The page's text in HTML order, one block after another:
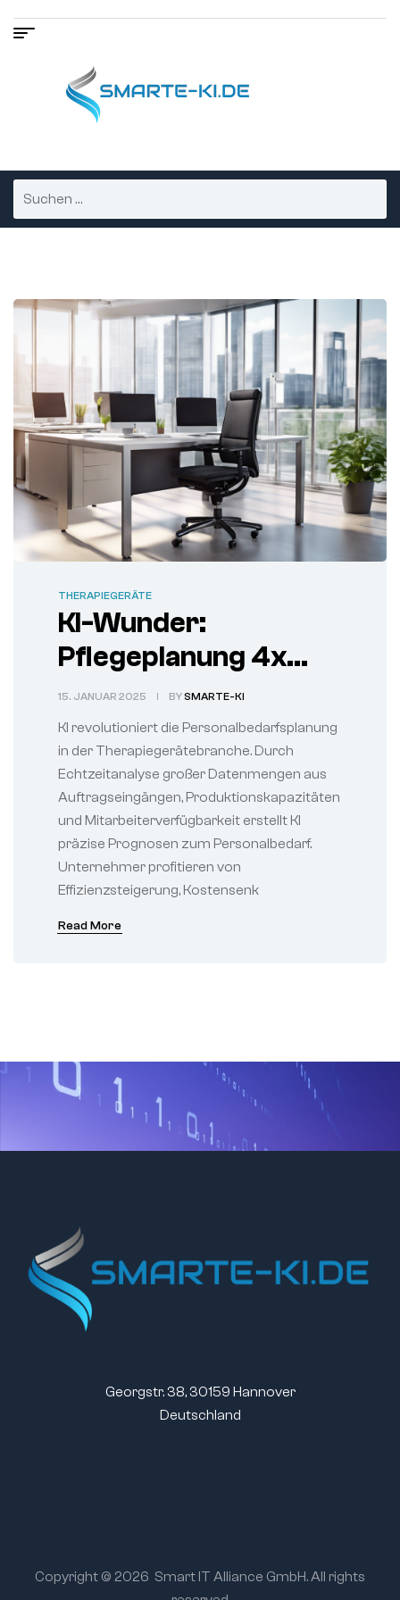
THERAPIEGERÄTE
KI-Wunder:
Pflegeplanung 4x
effizienter –
Therapiegeräte-
Branche staunt
15. JANUAR 2025 BYSMARTE-KI
KI revolutioniert die Personalbedarfsplanung
in der Therapiegerätebranche. Durch
Echtzeitanalyse großer Datenmengen aus
Auftragseingängen, Produktionskapazitäten
und Mitarbeiterverfügbarkeit erstellt KI
präzise Prognosen zum Personalbedarf.
Unternehmer profitieren von
Effizienzsteigerung, Kostensenk
Read More
Georgstr. 38, 30159 Hannover
Deutschland
Copyright © 2026 Smart IT Alliance GmbH. All rights